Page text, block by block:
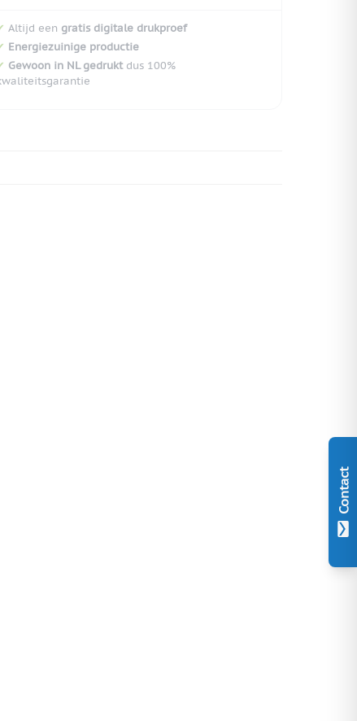
Contact
Altijd een gratis digitale drukproef
Energiezuinige productie
Gewoon in NL gedruktdus 100%